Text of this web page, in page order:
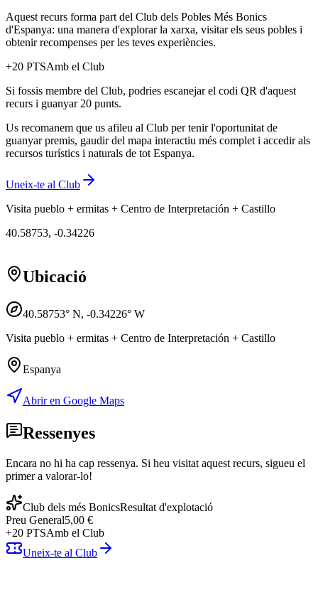
Aquest recurs forma part del Club dels Pobles Més Bonics
d'Espanya: una manera d'explorar la xarxa, visitar els seus pobles i
obtenir recompenses per les teves experiències.
+20 PTSAmb el Club
Si fossis membre del Club, podries escanejar el codi QR d'aquest
recurs i guanyar 20 punts.
Us recomanem que us afileu al Club per tenir l'oportunitat de
guanyar premis, gaudir del mapa interactiu més complet i accedir als
recursos turístics i naturals de tot Espanya.
Uneix-te al Club
Visita pueblo + ermitas + Centro de Interpretación + Castillo
40.58753, -0.34226
Ubicació
40.58753° N, -0.34226° W
Visita pueblo + ermitas + Centro de Interpretación + Castillo
Espanya
Abrir en Google Maps
Ressenyes
Encara no hi ha cap ressenya. Si heu visitat aquest recurs, sigueu el
primer a valorar-lo!
Club dels més BonicsResultat d'explotació
Preu General5,00 €
+20 PTSAmb el Club
Uneix-te al Club